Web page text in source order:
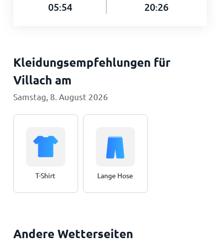
05:54 20:26
Kleidungsempfehlungen für
Villach am
Samstag, 8. August 2026
T-Shirt Lange Hose
Andere Wetterseiten